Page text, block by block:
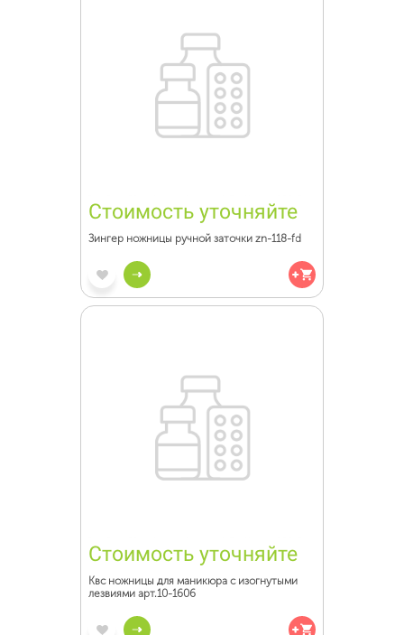
Стоимость уточняйте
Зингер ножницы ручной заточки zn-118-fd
Стоимость уточняйте
Квс ножницы для маникюра с изогнутыми
лезвиями арт.10-1606